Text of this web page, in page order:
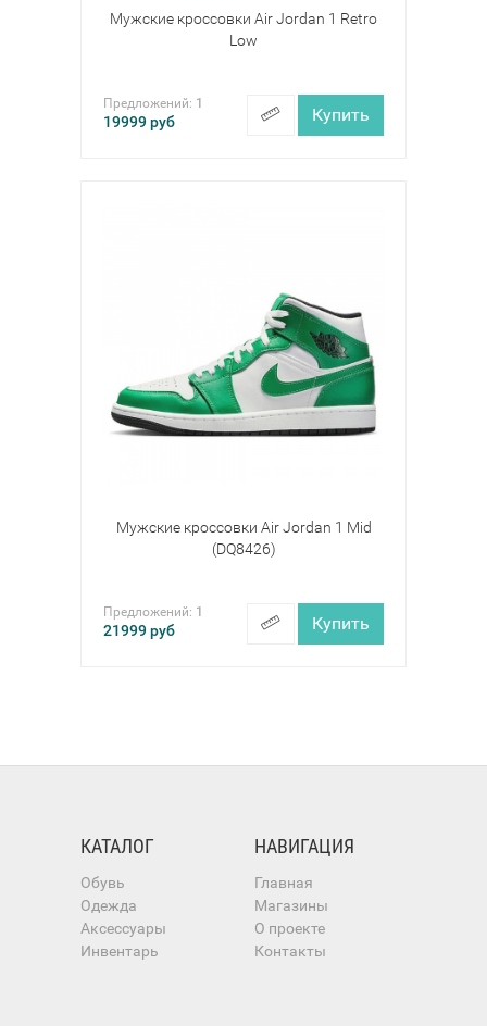
Мужские кроссовки Air Jordan 1 Retro
Low
Предложений: 1
19999руб Купить
Мужские кроссовки Air Jordan 1 Mid
(DQ8426)
Предложений: 1
21999руб Купить
КАТАЛОГ
Обувь
Одежда
Аксессуары
Инвентарь
НАВИГАЦИЯ
Главная
Магазины
О проекте
Контакты